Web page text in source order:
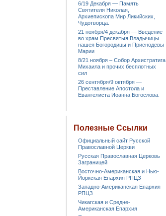
6/19 Декабря — Память
Святителя Николая,
Архиепископа Мир Ликийских,
Чудотворца.
21 ноября/4 декабря — Введение
во храм Пресвятыя Владычицы
нашея Богородицы и Приснодевы
Марии
8/21 ноября – Собор Архистратига
Михаила и прочих бесплотных
сил
26 сентября/9 октября —
Преставление Апостола и
Евангелиста Иоанна Богослова.
Полезные Ссылки
Официальный сайт Русской
Православной Церкви
Русская Православная Церковь
Заграницей
Восточно-Американская и Нью-
Йоркская Епархия РПЦЗ
Западно-Американская Епархия
РПЦЗ
Чикагская и Средне-
Американская Епархия